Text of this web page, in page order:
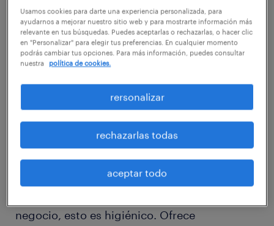
Ofrecer salarios competitivos es una
necesidad. El mejor talento recibe ofertas
competitivas por lo que si quieres
negocio, esto es higiénico. Ofrece
Usamos cookies para darte una experiencia personalizada, para
ayudarnos a mejorar nuestro sitio web y para mostrarte información más
relevante en tus búsquedas. Puedes aceptarlas o rechazarlas, o hacer clic
en "Personalizar" para elegir tus preferencias. En cualquier momento
podrás cambiar tus opciones. Para más información, puedes consultar
nuestra
política de cookies.
rersonalizar
rechazarlas todas
aceptar todo